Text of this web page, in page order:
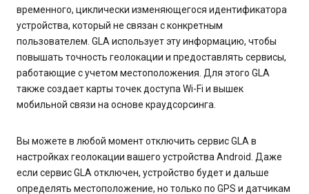
временного, циклически изменяющегося идентификатора
устройства, который не связан с конкретным
пользователем. GLA использует эту информацию, чтобы
повышать точность геолокации и предоставлять сервисы,
работающие с учетом местоположения. Для этого GLA ​
также создает карты точек доступа Wi-Fi и вышек
мобильной связи на основе краудсорсинга.
Вы можете в любой момент отключить сервис GLA в
настройках геолокации вашего устройства Android. Даже
если сервис GLA отключен, устройство будет и дальше
определять местоположение, но только по GPS и датчикам